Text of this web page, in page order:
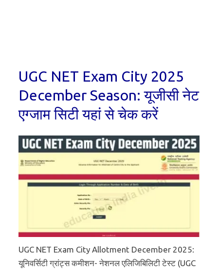
UGC NET Exam City 2025
December Season: यूजीसी नेट
एग्जाम सिटी यहां से चेक करें
UGC NET Exam City Allotment December 2025:
यूनिवर्सिटी ग्रांट्स कमीशन- नेशनल एलिजिबिलिटी टेस्ट (UGC